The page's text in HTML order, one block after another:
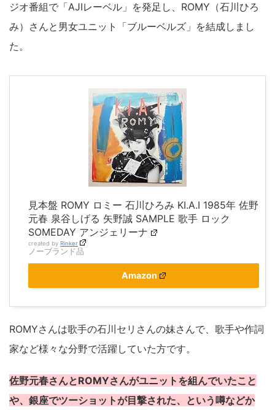
ジオ番組で「AJIレーベル」を発足し、ROMY（石川ひろ
み）さんと男女ユニット「ブルーベルズ」を結成しまし
た。
見本盤 ROMY ロミー 石川ひろみ KI.A.I 1985年 佐野
元春 泉谷しげる 矢野誠 SAMPLE 歌手 ロック
SOMEDAY アンジェリーナ
created by Rinker
ノーブランド品
Amazon
ROMYさんは歌手の石川セリさんの妹さんで、歌手や作詞
家など様々な分野で活躍していた方です。
佐野元春さんとROMYさんがユニットを組んでいたこと
や、銀座でツーショットが目撃された、という噂などか